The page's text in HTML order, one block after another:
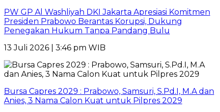
PW GP Al Washliyah DKI Jakarta Apresiasi Komitmen
Presiden Prabowo Berantas Korupsi, Dukung
Penegakan Hukum Tanpa Pandang Bulu
13 Juli 2026 | 3:46 pm WIB
Bursa Capres 2029 : Prabowo, Samsuri, S.Pd.I, M.A dan
Anies, 3 Nama Calon Kuat untuk Pilpres 2029